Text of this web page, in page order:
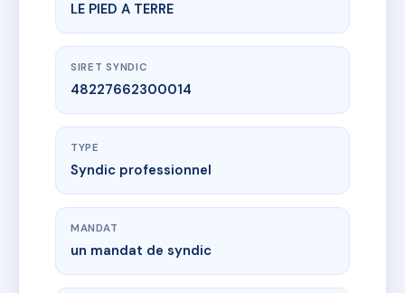
LE PIED A TERRE
SIRET SYNDIC
48227662300014
TYPE
Syndic professionnel
MANDAT
un mandat de syndic